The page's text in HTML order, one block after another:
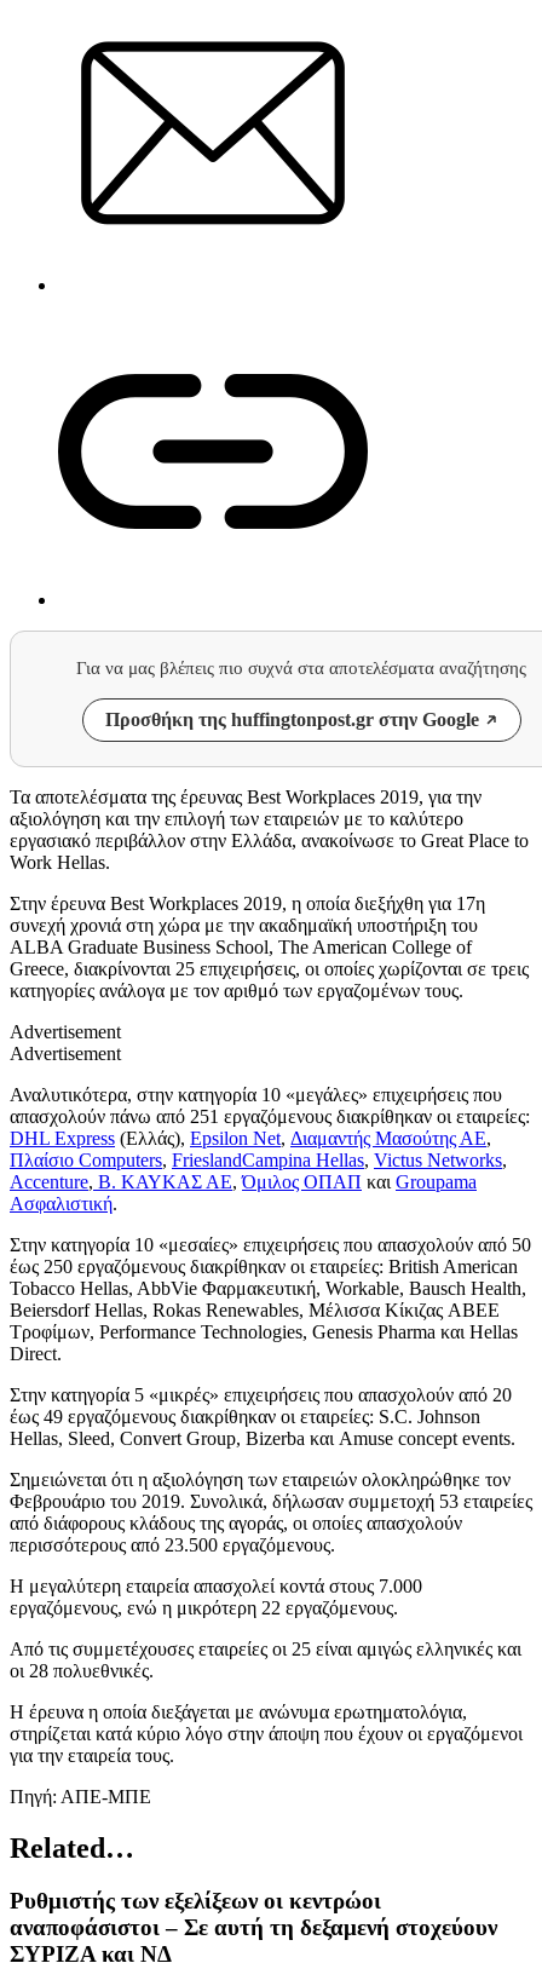
Για να μας βλέπεις πιο συχνά στα αποτελέσματα αναζήτησης
Προσθήκη της huffingtonpost.gr στην Google
Τα αποτελέσματα της έρευνας Best Workplaces 2019, για την
αξιολόγηση και την επιλογή των εταιρειών με το καλύτερο
εργασιακό περιβάλλον στην Ελλάδα, ανακοίνωσε το Great Place to
Work Hellas.
Στην έρευνα Best Workplaces 2019, η οποία διεξήχθη για 17η
συνεχή χρονιά στη χώρα με την ακαδημαϊκή υποστήριξη του
ALBA Graduate Business School, The American College of
Greece, διακρίνονται 25 επιχειρήσεις, οι οποίες χωρίζονται σε τρεις
κατηγορίες ανάλογα με τον αριθμό των εργαζομένων τους.
Advertisement
Advertisement
Αναλυτικότερα, στην κατηγορία 10 «μεγάλες» επιχειρήσεις που
απασχολούν πάνω από 251 εργαζόμενους διακρίθηκαν οι εταιρείες:
DHL Express (Ελλάς), Epsilon Net, Διαμαντής Μασούτης ΑΕ,
Πλαίσιο Computers, FrieslandCampina Hellas, Victus Networks,
Accenture, Β. ΚΑΥΚΑΣ ΑΕ,Όμιλος ΟΠΑΠ και Groupama
Ασφαλιστική.
Στην κατηγορία 10 «μεσαίες» επιχειρήσεις που απασχολούν από 50
έως 250 εργαζόμενους διακρίθηκαν οι εταιρείες: British American
Tobacco Hellas, AbbVie Φαρμακευτική, Workable, Bausch Health,
Beiersdorf Hellas, Rokas Renewables, Μέλισσα Κίκιζας ABEE
Τροφίμων, Performance Technologies, Genesis Pharma και Hellas
Direct.
Στην κατηγορία 5 «μικρές» επιχειρήσεις που απασχολούν από 20
έως 49 εργαζόμενους διακρίθηκαν οι εταιρείες: S.C. Johnson
Hellas, Sleed, Convert Group, Bizerba και Amuse concept events.
Σημειώνεται ότι η αξιολόγηση των εταιρειών ολοκληρώθηκε τον
Φεβρουάριο του 2019. Συνολικά, δήλωσαν συμμετοχή 53 εταιρείες
από διάφορους κλάδους της αγοράς, οι οποίες απασχολούν
περισσότερους από 23.500 εργαζόμενους.
Η μεγαλύτερη εταιρεία απασχολεί κοντά στους 7.000
εργαζόμενους, ενώ η μικρότερη 22 εργαζόμενους.
Από τις συμμετέχουσες εταιρείες οι 25 είναι αμιγώς ελληνικές και
οι 28 πολυεθνικές.
Η έρευνα η οποία διεξάγεται με ανώνυμα ερωτηματολόγια,
στηρίζεται κατά κύριο λόγο στην άποψη που έχουν οι εργαζόμενοι
για την εταιρεία τους.
Πηγή: ΑΠΕ-ΜΠΕ
Related…
Ρυθμιστής των εξελίξεων οι κεντρώοι
αναποφάσιστοι – Σε αυτή τη δεξαμενή στοχεύουν
ΣΥΡΙΖΑ και ΝΔ